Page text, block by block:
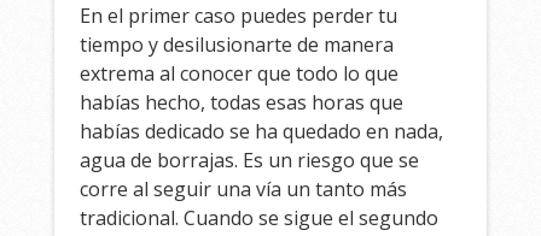
En el primer caso puedes perder tu
tiempo y desilusionarte de manera
extrema al conocer que todo lo que
habías hecho, todas esas horas que
habías dedicado se ha quedado en nada,
agua de borrajas. Es un riesgo que se
corre al seguir una vía un tanto más
tradicional. Cuando se sigue el segundo